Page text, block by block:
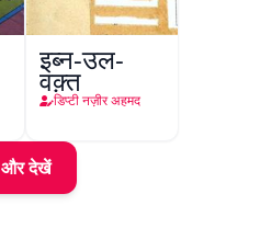
इब्न-उल-
वक़्त
डिप्टी नज़ीर अहमद
और देखें